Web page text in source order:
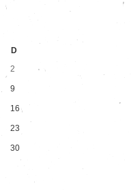
D
2
9
16
23
30